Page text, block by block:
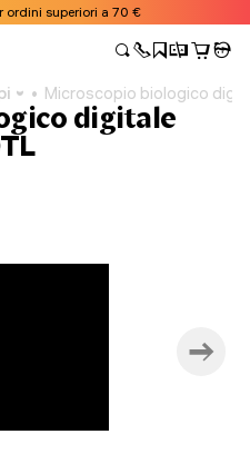
ordini superiori a 70 €
Microscopio biologico
digitale